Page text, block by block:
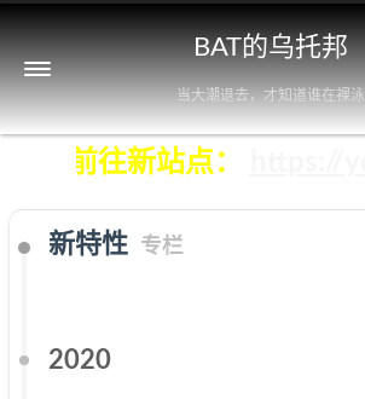
BAT的乌托邦
当大潮退去，才知道谁在裸泳
立即前往新站点：
新特性 专栏
2020